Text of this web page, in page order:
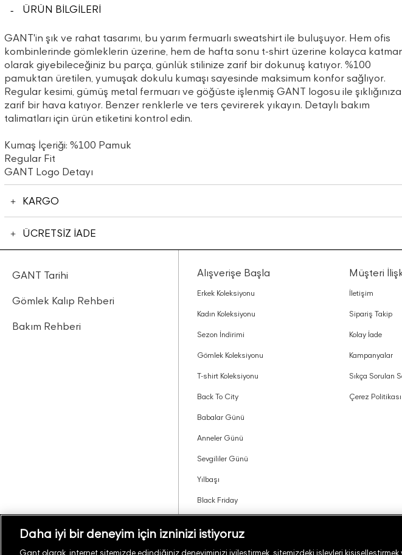
ÜRÜN BİLGİLERİ
GANT'in şık ve rahat tasarımı, bu yarım fermuarlı sweatshirt ile buluşuyor. Hem ofis
kombinlerinde gömleklerin üzerine, hem de hafta sonu t-shirt üzerine kolayca
olarak giyebileceğiniz bu parça, günlük stilinize zarif bir dokunuş katıyor. %100
pamuktan üretilen, yumuşak dokulu kumaşı sayesinde maksimum konfor sağlıyor.
Regular kesimi, gümüş metal fermuarı ve göğüste işlenmiş GANT logosu ile şıklığınıza
zarif bir hava katıyor. Benzer renklerle ve ters çevirerek yıkayın. Detaylı bakım
talimatları için ürün etiketini kontrol edin.
Kumaş İçeriği: %100 Pamuk
Regular Fit
GANT Logo Detayı
KARGO
ÜCRETSİZ İADE
GANT Tarihi
Gömlek Kalıp Rehberi
Bakım Rehberi
Alışverişe Başla
Erkek Koleksiyonu
Kadın Koleksiyonu
Sezon İndirimi
Gömlek Koleksiyonu
T-shirt Koleksiyonu
Back To City
Babalar Günü
Anneler Günü
Sevgililer Günü
Yılbaşı
Black Friday
Müşteri
İletişim
Sipariş Takip
Kolay İade
Kampanyalar
Sıkça Sorulan
Çerez Politikası
Daha iyi bir deneyim için izninizi istiyoruz
Gant olarak, internet sitemizde edindiğiniz deneyiminizi iyileştirmek, sitemizdeki işlevleri kişiselleştirmek